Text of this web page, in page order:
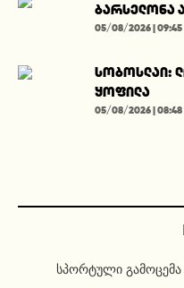
ბარსელონა
05/08/2026 | 09:45
სობოსლაი:
ყოფილა
05/08/2026 | 08:48
სპორტული გამოცემა